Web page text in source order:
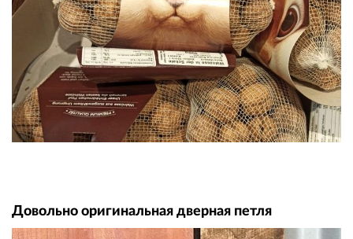
Довольно оригинальная дверная петля